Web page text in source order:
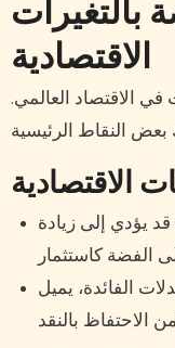
الاقتصادية
في الاقتصاد العالمي.
الاقتصادية
قد يؤدي إلى زيادة
الفائدة، يميل